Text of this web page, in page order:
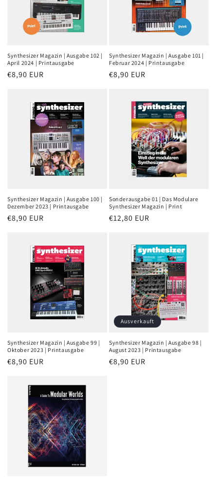
Synthesizer Magazin | Ausgabe 102 |
April 2024 | Printausgabe
Normaler
€8,90 EUR
Synthesizer Magazin | Ausgabe 101 |
Februar 2024 | Printausgabe
Normaler
€8,90 EUR
Synthesizer Magazin | Ausgabe 100 |
Dezember 2023 | Printausgabe
Normaler
€8,90 EUR
Sonderausgabe 01 | Das Modulare
Synthesizer Magazin | Print
Normaler
€12,80 EUR
Synthesizer Magazin | Ausgabe 99 |
Oktober 2023 | Printausgabe
Normaler
€8,90 EUR
Ausverkauft
Synthesizer Magazin | Ausgabe 98 |
August 2023 | Printausgabe
Normaler
€8,90 EUR